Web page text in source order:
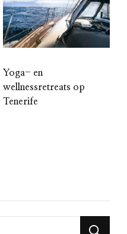
Yoga- en
wellnessretreats op
Tenerife